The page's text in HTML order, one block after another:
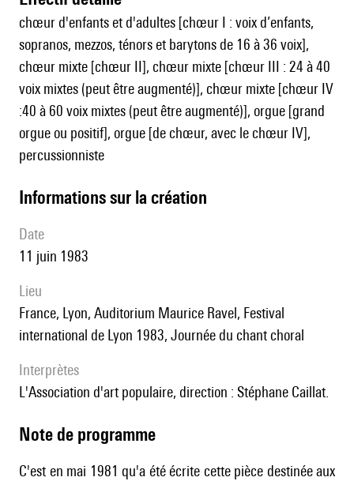
chœur d'enfants et d'adultes [chœur I : voix d’enfants,
sopranos, mezzos, ténors et barytons de 16 à 36 voix],
chœur mixte [chœur II], chœur mixte [chœur III : 24 à 40
voix mixtes (peut être augmenté)], chœur mixte [chœur IV
:40 à 60 voix mixtes (peut être augmenté)], orgue [grand
orgue ou positif], orgue [de chœur, avec le chœur IV],
percussionniste
informations sur la création
date
11 juin 1983
lieu
France, Lyon, Auditorium Maurice Ravel, Festival
international de Lyon 1983, Journée du chant choral
interprètes
l'Association d'art populaire, direction : Stéphane Caillat.
Note de programme
C'est en mai 1981 qu'a été écrite cette pièce destinée aux